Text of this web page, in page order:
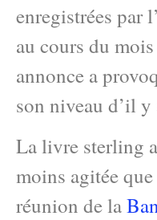
enregistrées par
au cours du
annonce a
son niveau d’il
La livre sterling
moins agitée
réunion de la